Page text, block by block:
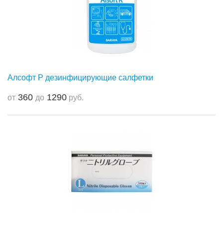
Алсофт Р дезинфицирующие салфетки
от 360 до 1290 руб.